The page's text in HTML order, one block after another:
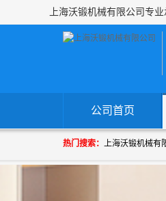
公司首页
热门搜索：